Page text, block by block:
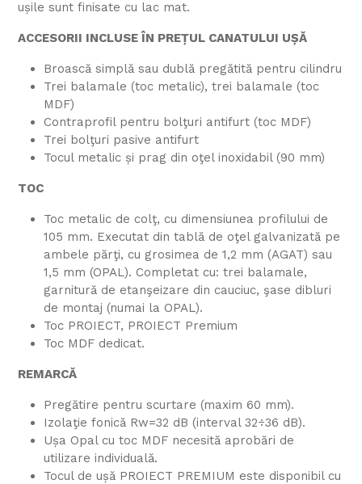
ușile sunt finisate cu lac mat.
ACCESORII INCLUSE ÎN PREȚUL CANATULUI UȘĂ
Broască simplă sau dublă pregătită pentru cilindru
Trei balamale (toc metalic), trei balamale (toc
MDF)
Contraprofil pentru bolţuri antifurt (toc MDF)
Trei bolţuri pasive antifurt
Tocul metalic și prag din oţel inoxidabil (90 mm)
TOC
Toc metalic de colţ, cu dimensiunea profilului de
105 mm. Executat din tablă de oţel galvanizată pe
ambele părţi, cu grosimea de 1,2 mm (AGAT) sau
1,5 mm (OPAL). Completat cu: trei balamale,
garnitură de etanşeizare din cauciuc, şase dibluri
de montaj (numai la OPAL).
Toc PROIECT, PROIECT Premium
Toc MDF dedicat.
REMARCĂ
Pregătire pentru scurtare (maxim 60 mm).
Izolaţie fonică Rw=32 dB (interval 32÷36 dB).
Ușa Opal cu toc MDF necesită aprobări de
utilizare individuală.
Tocul de ușă PROIECT PREMIUM este disponibil cu